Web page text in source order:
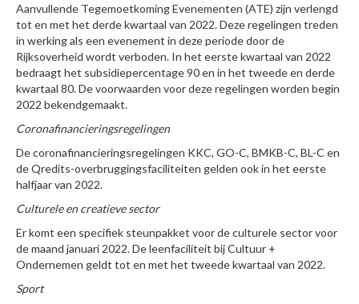
Aanvullende Tegemoetkoming Evenementen (ATE) zijn verlengd
tot en met het derde kwartaal van 2022. Deze regelingen treden
in werking als een evenement in deze periode door de
Rijksoverheid wordt verboden. In het eerste kwartaal van 2022
bedraagt het subsidiepercentage 90 en in het tweede en derde
kwartaal 80. De voorwaarden voor deze regelingen worden begin
2022 bekendgemaakt.
Coronafinancieringsregelingen
De coronafinancieringsregelingen KKC, GO-C, BMKB-C, BL-C en
de Qredits-overbruggingsfaciliteiten gelden ook in het eerste
halfjaar van 2022.
Culturele en creatieve sector
Er komt een specifiek steunpakket voor de culturele sector voor
de maand januari 2022. De leenfaciliteit bij Cultuur +
Ondernemen geldt tot en met het tweede kwartaal van 2022.
Sport